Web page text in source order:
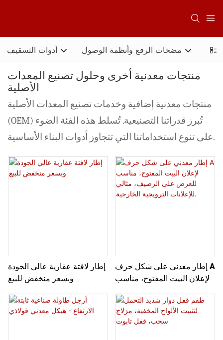
أدوات التسقيف مضخات الرفع وأنظمة الوصول
منتجات معدنية أخرى وحلول تصنيع المعدات
الأصلية
منتجات معدنية إضافية وخدمات تصنيع المعدات الأصلية
(OEM) تُبرز قدراتنا التصنيعية. تُسلط هذه الفئة الضوء
على تنوع استخداماتنا التي تتجاوز أدوات البناء الأساسية.
إطار لافتة عقارية عالي الجودة
وبسعر منخفض للبيع
إطار معدني على شكل حرف A
لإعلان البيت المفتوح، مناسب
للعرض على الرصيف، مثالي